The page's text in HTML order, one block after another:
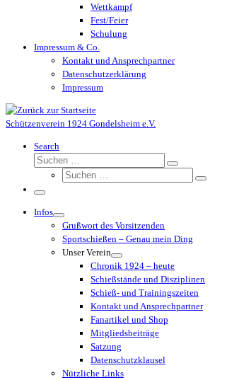
Wettkampf
Fest/Feier
Schulung
Impressum & Co.
Kontakt und Ansprechpartner
Datenschutzerklärung
Impressum
Schützenverein 1924 Gondelsheim e.V.
Search
Suche
Suchen …
Suche
Suchen …
Menü
Infos
Grußwort des Vorsitzenden
Sportschießen – Genau mein Ding
Unser Verein
Chronik 1924 – heute
Schießstände und Disziplinen
Schieß- und Trainingszeiten
Kontakt und Ansprechpartner
Fanartikel und Shop
Mitgliedsbeiträge
Satzung
Datenschutzklausel
Nützliche Links